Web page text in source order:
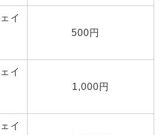
イ
500円
イ
1,000円
イ